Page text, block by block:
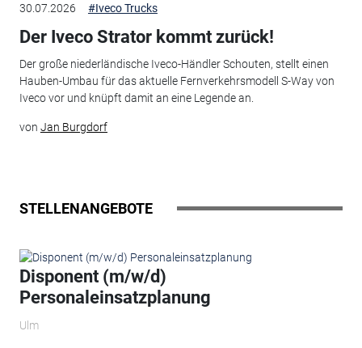
30.07.2026 #Iveco Trucks
Der Iveco Strator kommt zurück!
Der große niederländische Iveco-Händler Schouten, stellt einen
Hauben-Umbau für das aktuelle Fernverkehrsmodell S-Way von
Iveco vor und knüpft damit an eine Legende an.
von Jan Burgdorf
STELLENANGEBOTE
Disponent (m/w/d)
Personaleinsatzplanung
Ulm